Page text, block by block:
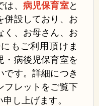
、 病児保育室と
併設しており、お
く、お母さん、お
もご利用頂けま
・病後児保育室を
す。 詳細につき
フレットをご覧下
し上げます。